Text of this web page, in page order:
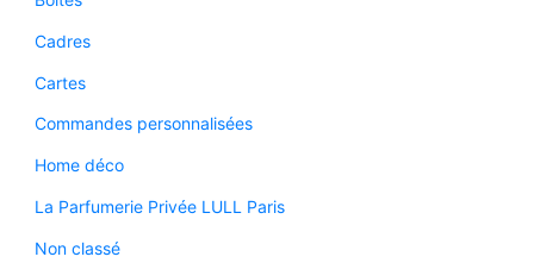
Cadres
Cartes
Commandes personnalisées
Home déco
La Parfumerie Privée LULL Paris
Non classé